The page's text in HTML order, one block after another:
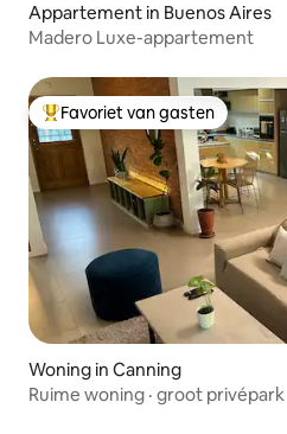
Appartement in Buenos Aires
Madero Luxe-appartement
Topfavoriet van gasten
Favoriet van gasten
Woning in Canning
Ruime woning · groot privépark